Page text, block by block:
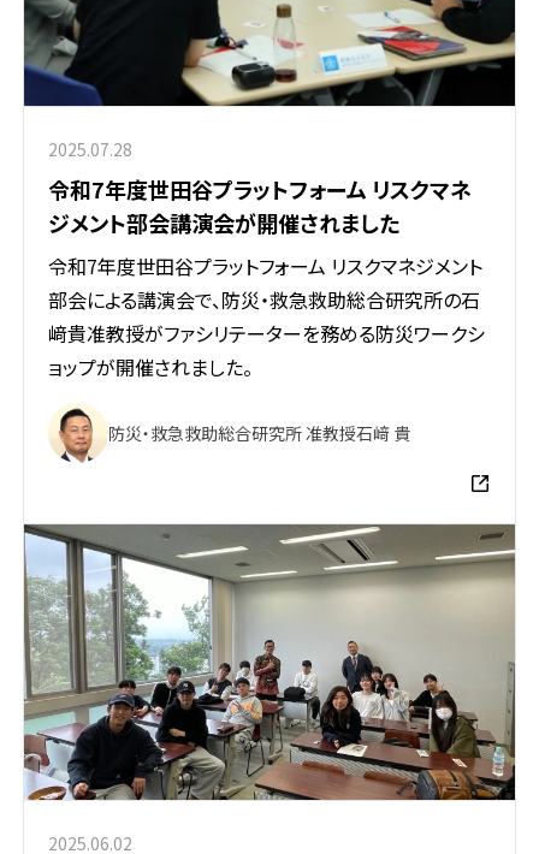
2025.07.28
令和7年度世田谷プラットフォーム リスクマネ
ジメント部会講演会が開催されました
令和7年度世田谷プラットフォーム リスクマネジメント
部会による講演会で、防災・救急救助総合研究所の石
﨑貴准教授がファシリテーターを務める防災ワークシ
ョップが開催されました。
防災・救急救助総合研究所 准教授石﨑 貴
2025.06.02